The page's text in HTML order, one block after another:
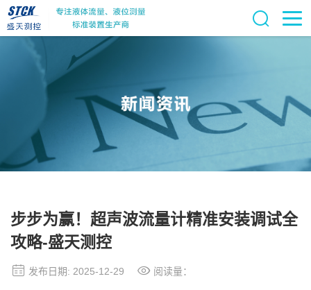
步步为赢！超声波流量计精准安装调试全
攻略-盛天测控
发布日期: 2025-12-29 阅读量：